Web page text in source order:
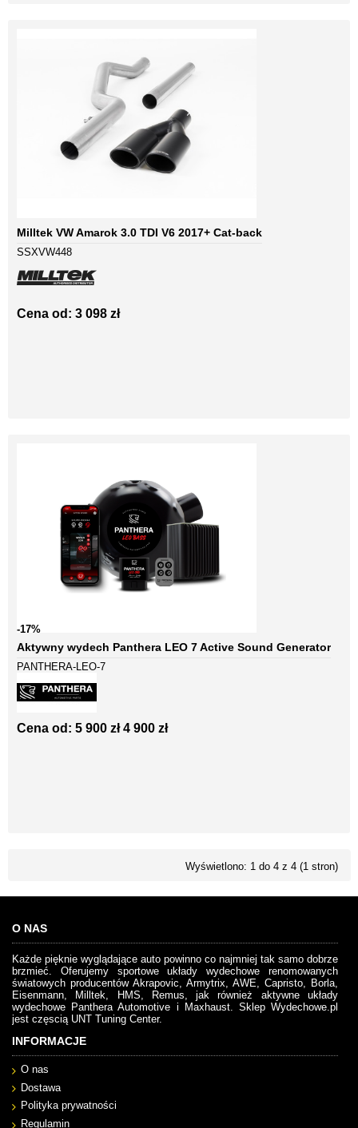
Milltek VW Amarok 3.0 TDI V6 2017+ Cat-back
SSXVW448
Cena od: 3 098 zł
-17%
Aktywny wydech Panthera LEO 7 Active Sound Generator
PANTHERA-LEO-7
Cena od: 5 900 zł 4 900 zł
Wyświetlono: 1 do 4 z 4 (1 stron)
O NAS
Każde pięknie wyglądające auto powinno co najmniej tak samo dobrze
brzmieć. Oferujemy sportowe układy wydechowe renomowanych
światowych producentów Akrapovic, Armytrix, AWE, Capristo, Borla,
Eisenmann, Milltek, HMS, Remus, jak również aktywne układy
wydechowe Panthera Automotive i Maxhaust. Sklep Wydechowe.pl
jest częscią UNT Tuning Center.
INFORMACJE
O nas
Dostawa
Polityka prywatności
Regulamin